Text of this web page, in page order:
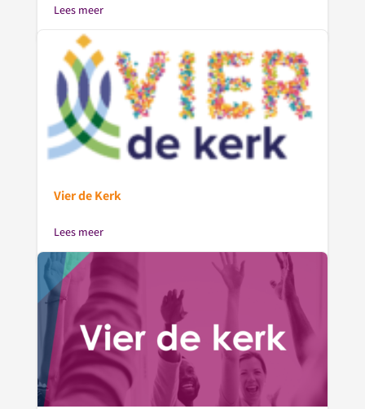
Lees meer
Vier de Kerk
Lees meer